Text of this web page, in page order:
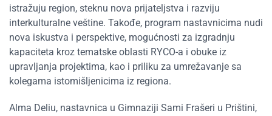
istražuju region, steknu nova prijateljstva i razviju
interkulturalne veštine. Takođe, program nastavnicima nudi
nova iskustva i perspektive, mogućnosti za izgradnju
kapaciteta kroz tematske oblasti RYCO-a i obuke iz
upravljanja projektima, kao i priliku za umrežavanje sa
kolegama istomišljenicima iz regiona.
Alma Deliu, nastavnica u Gimnaziji Sami Frašeri u Prištini,